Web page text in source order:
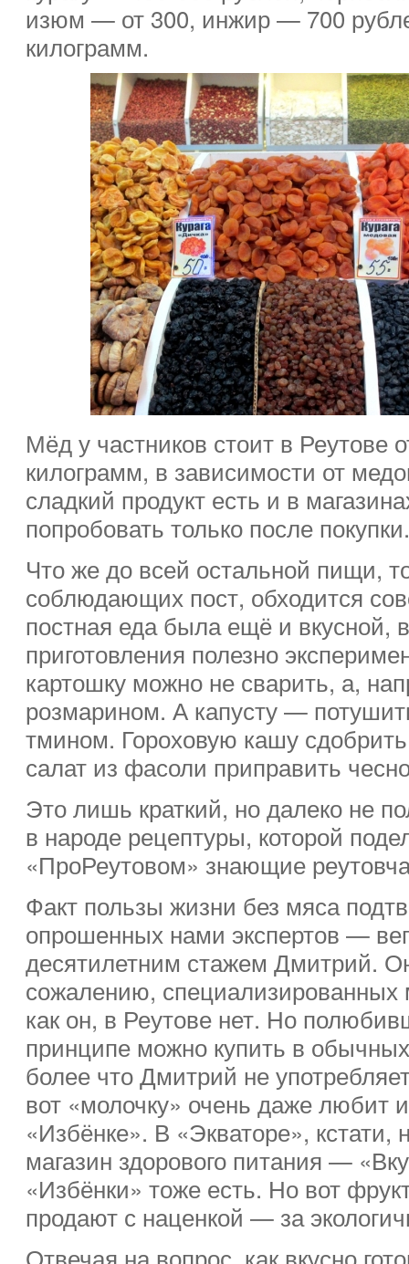
изюм — от 300, инжир — 700
килограмм.
Мёд у частников стоит в Реутове
килограмм, в зависимости от
сладкий продукт есть и в
попробовать только после покупки.
Что же до всей остальной пищи,
соблюдающих пост, обходится
постная еда была ещё и вкусной,
приготовления полезно
картошку можно не сварить, а,
розмарином. А капусту —
тмином. Гороховую кашу
салат из фасоли приправить
Это лишь краткий, но далеко не
в народе рецептуры, которой
«ПроРеутовом» знающие
Факт пользы жизни без мяса
опрошенных нами экспертов —
десятилетним стажем Дмитрий.
сожалению, специализированных
как он, в Реутове нет. Но
принципе можно купить в
более что Дмитрий не
вот «молочку» очень даже любит
«Избёнке». В «Экваторе», кстати,
магазин здорового питания —
«Избёнки» тоже есть. Но вот
продают с наценкой — за
Отвечая на вопрос, как вкусно